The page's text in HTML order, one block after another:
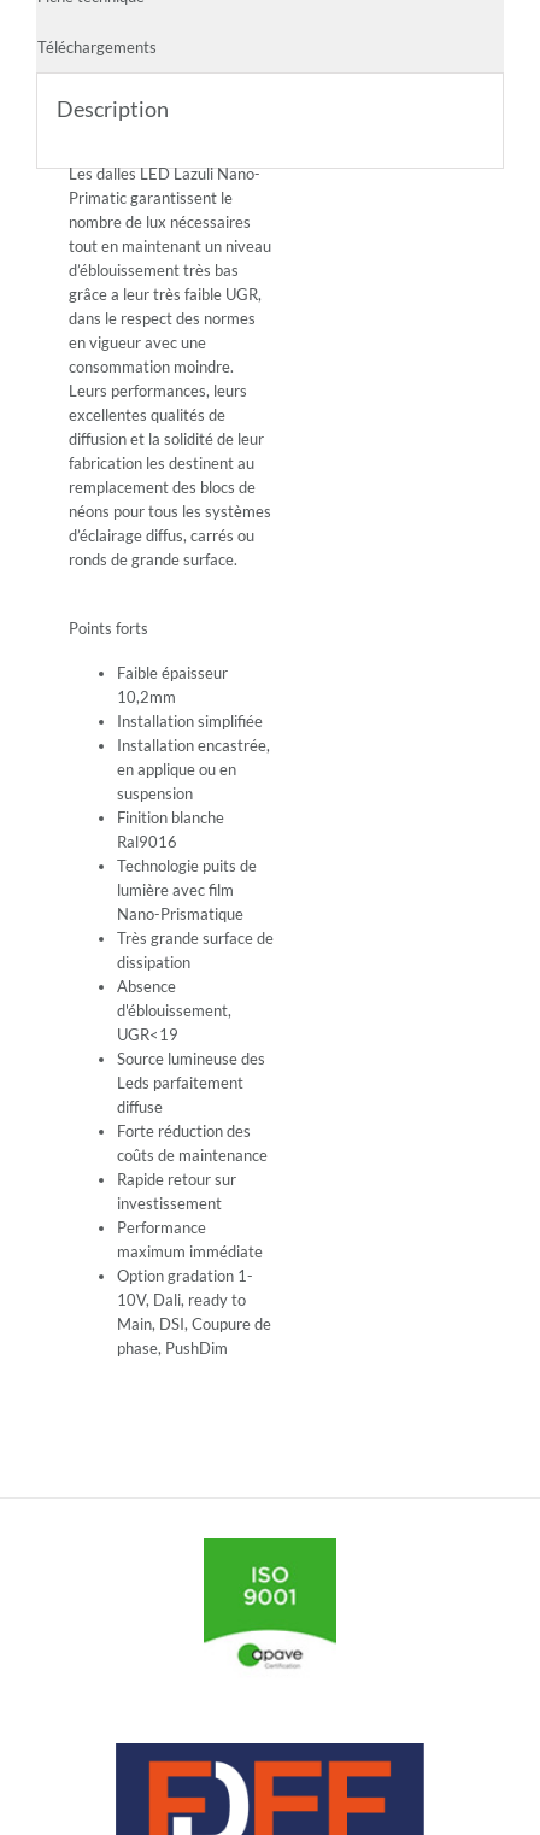
Téléchargements
Description
Les dalles LED Lazuli Nano-
Primatic garantissent le
nombre de lux nécessaires
tout en maintenant un niveau
d’éblouissement très bas
grâce a leur très faible UGR,
dans le respect des normes
en vigueur avec une
consommation moindre.
Leurs performances, leurs
excellentes qualités de
diffusion et la solidité de leur
fabrication les destinent au
remplacement des blocs de
néons pour tous les systèmes
d’éclairage diffus, carrés ou
ronds de grande surface.
Points forts
Faible épaisseur
10,2mm
Installation simplifiée
Installation encastrée,
en applique ou en
suspension
Finition blanche
Ral9016
Technologie puits de
lumière avec film
Nano-Prismatique
Très grande surface de
dissipation
Absence
d'éblouissement,
UGR<19
Source lumineuse des
Leds parfaitement
diffuse
Forte réduction des
coûts de maintenance
Rapide retour sur
investissement
Performance
maximum immédiate
Option gradation 1-
10V, Dali, ready to
Main, DSI, Coupure de
phase, PushDim